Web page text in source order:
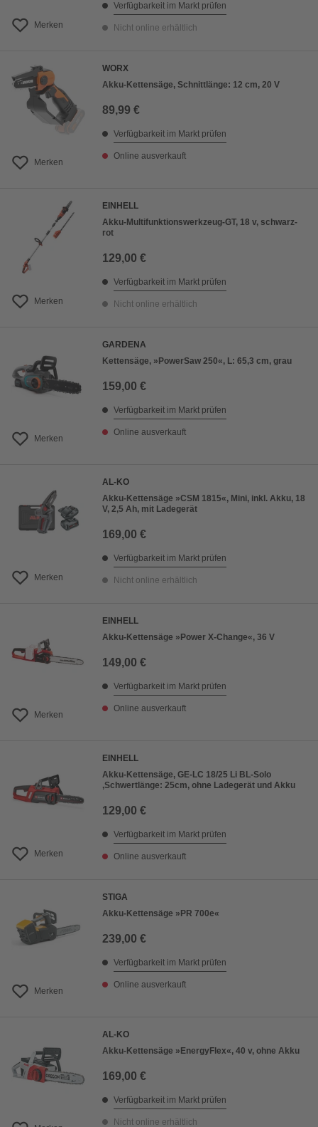
Merken
Verfügbarkeit im Markt prüfen
Nicht online erhältlich
Merken
WORX
Akku-Kettensäge, Schnittlänge: 12 cm, 20 V
89,99 €
Verfügbarkeit im Markt prüfen
Online ausverkauft
Merken
EINHELL
Akku-Multifunktionswerkzeug-GT, 18 v, schwarz-
rot
129,00 €
Verfügbarkeit im Markt prüfen
Nicht online erhältlich
Merken
GARDENA
Kettensäge, »PowerSaw 250«, L: 65,3 cm, grau
159,00 €
Verfügbarkeit im Markt prüfen
Online ausverkauft
Merken
AL-KO
Akku-Kettensäge »CSM 1815«, Mini, inkl. Akku, 18
V, 2,5 Ah, mit Ladegerät
169,00 €
Verfügbarkeit im Markt prüfen
Nicht online erhältlich
Merken
EINHELL
Akku-Kettensäge »Power X-Change«, 36 V
149,00 €
Verfügbarkeit im Markt prüfen
Online ausverkauft
Merken
EINHELL
Akku-Kettensäge, GE-LC 18/25 Li BL-Solo
,Schwertlänge: 25cm, ohne Ladegerät und Akku
129,00 €
Verfügbarkeit im Markt prüfen
Online ausverkauft
Merken
STIGA
Akku-Kettensäge »PR 700e«
239,00 €
Verfügbarkeit im Markt prüfen
Online ausverkauft
AL-KO
Akku-Kettensäge »EnergyFlex«, 40 v, ohne Akku
169,00 €
Verfügbarkeit im Markt prüfen
Nicht online erhältlich